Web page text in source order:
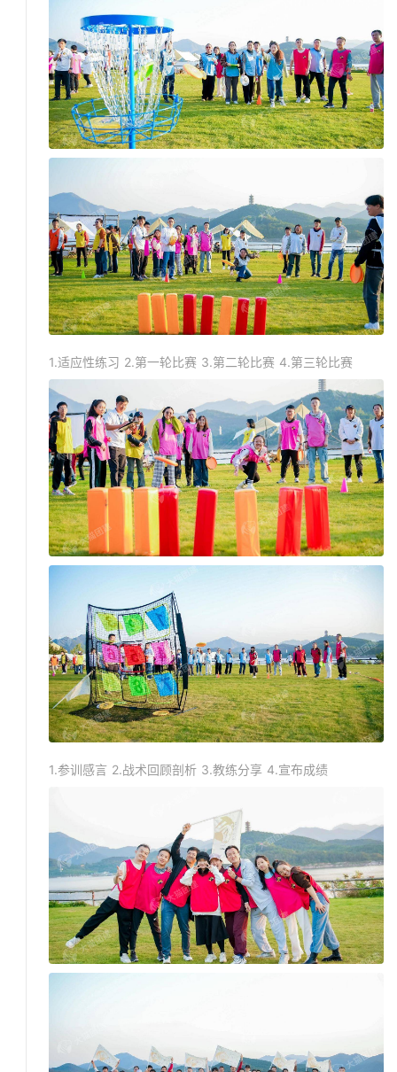
1.适应性练习 2.第一轮比赛 3.第二轮比赛 4.第三轮比赛
1.参训感言 2.战术回顾剖析 3.教练分享 4.宣布成绩